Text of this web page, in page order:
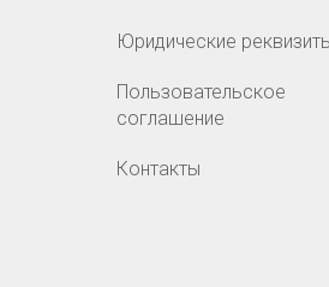
Юридические
Пользовательское
соглашение
Контакты